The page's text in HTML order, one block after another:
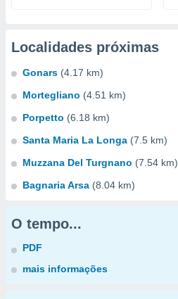
Localidades próximas
Gonars (4.17 km)
Mortegliano (4.51 km)
Porpetto (6.18 km)
Santa Maria La Longa (7.5 km)
Muzzana Del Turgnano (7.54 km)
Bagnaria Arsa (8.04 km)
O tempo...
PDF
mais informações